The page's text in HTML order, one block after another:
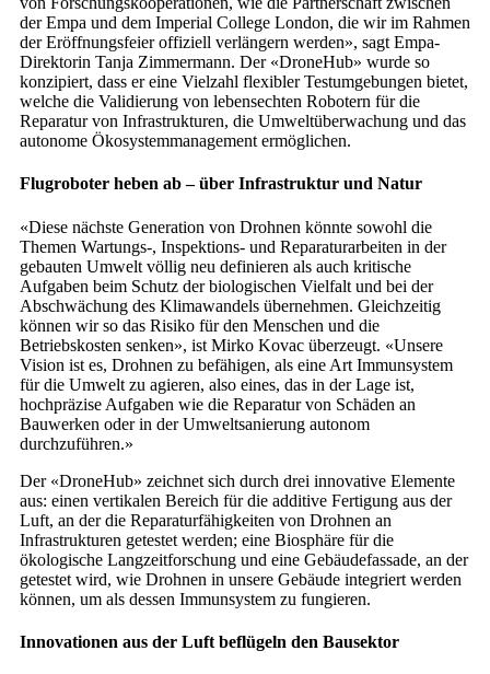
der Empa und dem Imperial College London, die wir im Rahmen
der Eröffnungsfeier offiziell verlängern werden», sagt Empa-
Direktorin Tanja Zimmermann. Der «DroneHub» wurde so
konzipiert, dass er eine Vielzahl flexibler Testumgebungen bietet,
welche die Validierung von lebensechten Robotern für die
Reparatur von Infrastrukturen, die Umweltüberwachung und das
autonome Ökosystemmanagement ermöglichen.
Flugroboter heben ab – über Infrastruktur und Natur
«Diese nächste Generation von Drohnen könnte sowohl die
Themen Wartungs-, Inspektions- und Reparaturarbeiten in der
gebauten Umwelt völlig neu definieren als auch kritische
Aufgaben beim Schutz der biologischen Vielfalt und bei der
Abschwächung des Klimawandels übernehmen. Gleichzeitig
können wir so das Risiko für den Menschen und die
Betriebskosten senken», ist Mirko Kovac überzeugt. «Unsere
Vision ist es, Drohnen zu befähigen, als eine Art Immunsystem
für die Umwelt zu agieren, also eines, das in der Lage ist,
hochpräzise Aufgaben wie die Reparatur von Schäden an
Bauwerken oder in der Umweltsanierung autonom
durchzuführen.»
Der «DroneHub» zeichnet sich durch drei innovative Elemente
aus: einen vertikalen Bereich für die additive Fertigung aus der
Luft, an der die Reparaturfähigkeiten von Drohnen an
Infrastrukturen getestet werden; eine Biosphäre für die
ökologische Langzeitforschung und eine Gebäudefassade, an der
getestet wird, wie Drohnen in unsere Gebäude integriert werden
können, um als dessen Immunsystem zu fungieren.
Innovationen aus der Luft beflügeln den Bausektor